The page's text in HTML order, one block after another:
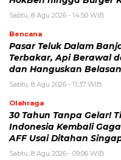
eDabu BPJS Kesehatan
dan Panduan Layanan
Sabtu, 1 Agustus 2026 - 10:36 WIB
BPJS Ketenagakerjaan
Program, dan Syarat
Minggu, 26 Juli 2026 - 15:09 WIB
Program Jaminan
Diperkuat, Ini
Jumat, 24 Juli 2026 - 13:21 WIB
Waspadai 6 Gejala